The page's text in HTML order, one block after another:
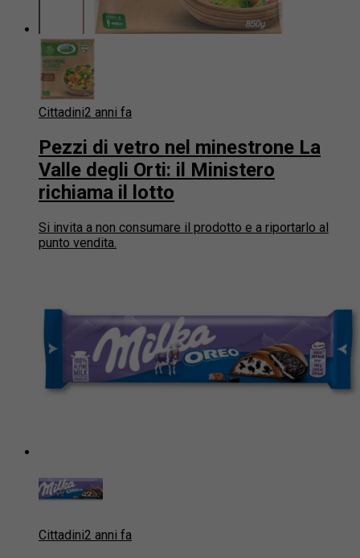
Cittadini2 anni fa
Pezzi di vetro nel minestrone La
Valle degli Orti: il Ministero
richiama il lotto
Si invita a non consumare il prodotto e a riportarlo al
punto vendita.
Cittadini2 anni fa